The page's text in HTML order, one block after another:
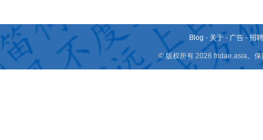
Blog - 关于 - 广告 -招
© 版权所有 2026 fridae.asia。